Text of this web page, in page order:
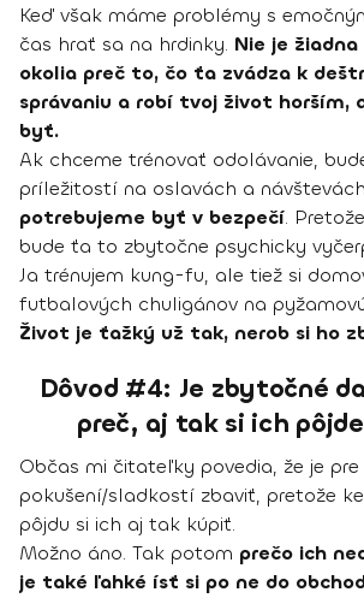
Keď však máme problémy s
čas hrať sa na hrdinky. Nie je
okolia preč to, čo ťa zvádza k
správaniu a robí tvoj život horším,
byť.
Ak chceme trénovať odolávanie,
príležitostí na oslavách a
potrebujeme byť v bezpečí.
bude ťa to zbytočne psychicky
Ja trénujem kung-fu, ale tiež si
futbalových chuligánov na
Život je ťažký už tak, nerob si ho
Dôvod #4: Je zbytočné
preč, aj tak si ich
Občas mi čitateľky povedia, že je
pokušení/sladkostí zbaviť, pretože
pôjdu si ich aj tak kúpiť.
Možno áno. Tak potom prečo ich
je také ľahké ísť si po ne do